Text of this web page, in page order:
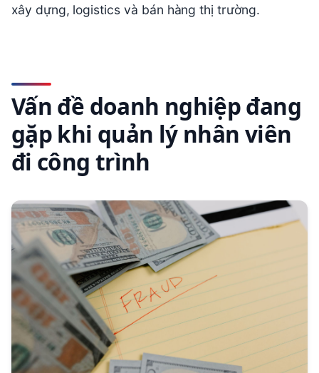
xây dựng, logistics và bán hàng thị trường.
Vấn đề doanh nghiệp đang
gặp khi quản lý nhân viên
đi công trình